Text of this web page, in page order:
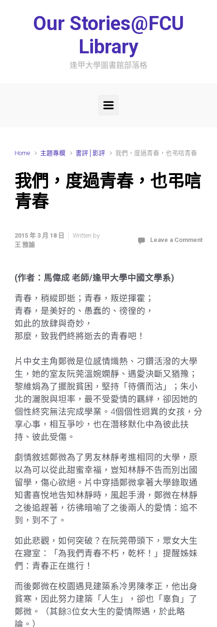
Our Stories@FCU
Library
逢甲大學圖書館部落格
Home 主題專欄 書評│影評 我們，度過青春，也弔唁青春
我們，度過青春，也弔唁
青春
2015 年 3 月 18 日
Written by
王 雅諭
Leave a Comment
(作者：馬偉成 老師/逢甲大學中國文學系)
青春，稍縱即逝；青春，叛逆揮霍；
青春，是美好的、愚蠢的、徬徨的，
如此的放肆與奇妙，
那麼，致我們終將逝去的青春吧！
片中女主角鄭微是位感情熾熱、刁鑽活潑的大學
生，她的室友阮莞溫婉嫻靜、遇愛決斷又猶豫；
黎維娟為了擺脫貧困，堅持「待價而沽」；朱小
北的灑脫與坦率，最不受愛情的羈絆，卻因她的
個性終究無法完成學業。4個個性迥異的女孩，分
享心事，相互爭吵，也在潛移默化中為彼此扶
持、彼此受傷。
劇情敘述鄭微為了男友林靜考進相同的大學，原
以為可以從此甜蜜幸福，豈知林靜不告而別出國
留學，傷心欲絕。片中穿插鄭微拿著大學錄取通
知書喜悅地告知林靜時，風起手滑，鄭微在林靜
之後追趕著，彷彿暗喻了之後兩人的愛情：追不
到，到不了。
如此悲觀，如何突破？在阮莞帶頭下，眾女大生
在寢室：「為我們青春不朽，乾杯！」提醒姊妹
們：青春正在進行！
而後鄭微在校園遇見建築系冷男陳孝正，他出身
貧寒，因此努力建築「人生」，卻也「辜負」了
鄭微。（其餘3位女大生的愛情際遇，於此略
論。）